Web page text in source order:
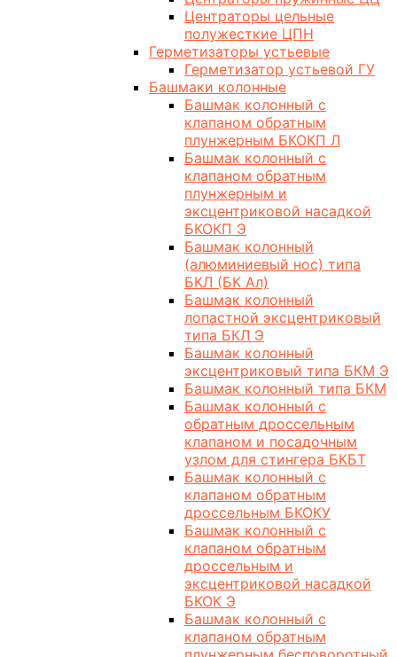
Центраторы цельные
полужесткие ЦПН
Герметизаторы устьевые
Герметизатор устьевой ГУ
Башмаки колонные
Башмак колонный с
клапаном обратным
плунжерным БКОКП Л
Башмак колонный с
клапаном обратным
плунжерным и
эксцентриковой насадкой
БКОКП Э
Башмак колонный
(алюминиевый нос) типа
БКЛ (БК Ал)
Башмак колонный
лопастной эксцентриковый
типа БКЛ Э
Башмак колонный
эксцентриковый типа БКМ Э
Башмак колонный типа БКМ
Башмак колонный с
обратным дроссельным
клапаном и посадочным
узлом для стингера БКБТ
Башмак колонный с
клапаном обратным
дроссельным БКОКУ
Башмак колонный с
клапаном обратным
дроссельным и
эксцентриковой насадкой
БКОК Э
Башмак колонный с
клапаном обратным